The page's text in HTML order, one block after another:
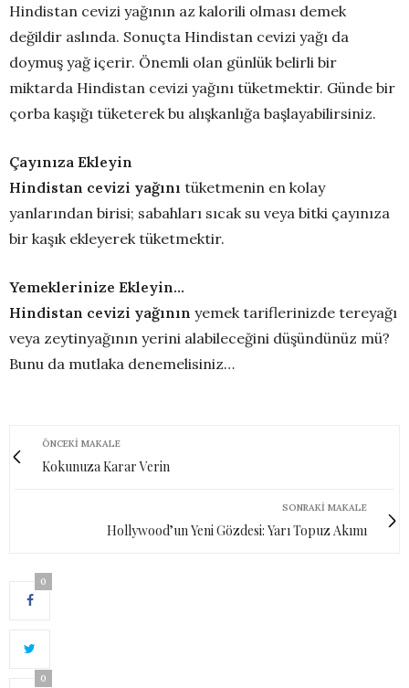
Hindistan cevizi yağının az kalorili olması demek
değildir aslında. Sonuçta Hindistan cevizi yağı da
doymuş yağ içerir. Önemli olan günlük belirli bir
miktarda Hindistan cevizi yağını tüketmektir. Günde bir
çorba kaşığı tüketerek bu alışkanlığa başlayabilirsiniz.
Çayınıza Ekleyin
Hindistan cevizi yağını tüketmenin en kolay
yanlarından birisi; sabahları sıcak su veya bitki çayınıza
bir kaşık ekleyerek tüketmektir.
Yemeklerinize Ekleyin…
Hindistan cevizi yağının yemek tariflerinizde tereyağı
veya zeytinyağının yerini alabileceğini düşündünüz mü?
Bunu da mutlaka denemelisiniz…
ÖNCEKI MAKALE
Kokunuza Karar Verin
SONRAKI MAKALE
Hollywood’un Yeni Gözdesi: Yarı Topuz Akımı
0
0